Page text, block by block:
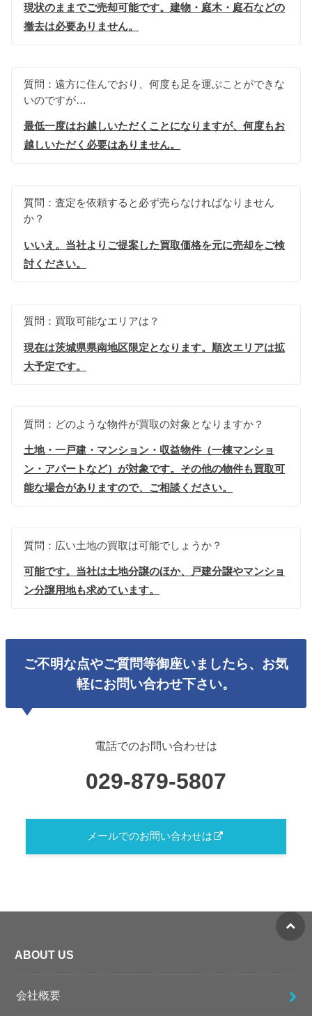
現状のままでご売却可能です。建物・庭木・庭石などの
撤去は必要ありません。
質問：遠方に住んでおり、何度も足を運ぶことができな
いのですが…
最低一度はお越しいただくことになりますが、何度もお
越しいただく必要はありません。
質問：査定を依頼すると必ず売らなければなりません
か？
いいえ。当社よりご提案した買取価格を元に売却をご検
討ください。
質問：買取可能なエリアは？
現在は茨城県県南地区限定となります。順次エリアは拡
大予定です。
質問：どのような物件が買取の対象となりますか？
土地・一戸建・マンション・収益物件（一棟マンショ
ン・アパートなど）が対象です。その他の物件も買取可
能な場合がありますので、ご相談ください。
質問：広い土地の買取は可能でしょうか？
可能です。当社は土地分譲のほか、戸建分譲やマンショ
ン分譲用地も求めています。
ご不明な点やご質問等御座いましたら、お気
軽にお問い合わせ下さい。
電話でのお問い合わせは
029-879-5807
メールでのお問い合わせは
ABOUT US
会社概要